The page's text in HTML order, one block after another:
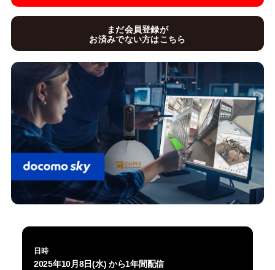
まだ会員登録が
お済みでない方はこちら
日時
2025年10月8日(水) から1年間配信